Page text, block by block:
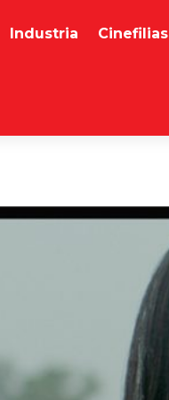
Industria Cinefilias